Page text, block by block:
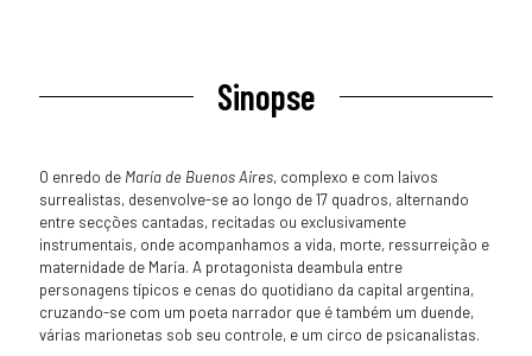
Sinopse
O enredo de María de Buenos Aires, complexo e com laivos
surrealistas, desenvolve-se ao longo de 17 quadros, alternando
entre secções cantadas, recitadas ou exclusivamente
instrumentais, onde acompanhamos a vida, morte, ressurreição e
maternidade de María. A protagonista deambula entre
personagens típicos e cenas do quotidiano da capital argentina,
cruzando-se com um poeta narrador que é também um duende,
várias marionetas sob seu controle, e um circo de psicanalistas.